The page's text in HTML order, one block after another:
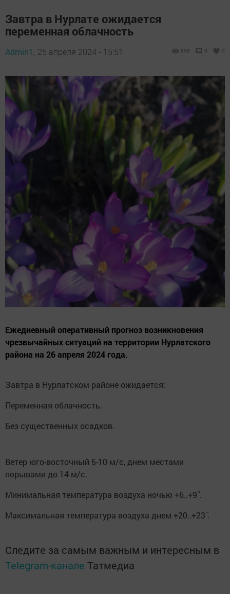
Завтра в Нурлате ожидается
переменная облачность
Admin1, 25 апреля 2024 - 15:51 699 0 0
Ежедневный оперативный прогноз возникновения
чрезвычайных ситуаций на территории Нурлатского
района на 26 апреля 2024 года.
Завтра в Нурлатском районе ожидается:
Переменная облачность.
Без существенных осадков.
Ветер юго-восточный 5-10 м/с, днем местами
порывами до 14 м/с.
Минимальная температура воздуха ночью +6..+9 ̊.
Максимальная температура воздуха днем +20..+23 ̊.
Следите за самым важным и интересным в
Telegram-канале Татмедиа